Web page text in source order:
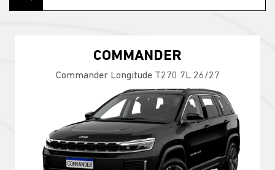
COMMANDER
Commander Longitude T270 7L 26/27